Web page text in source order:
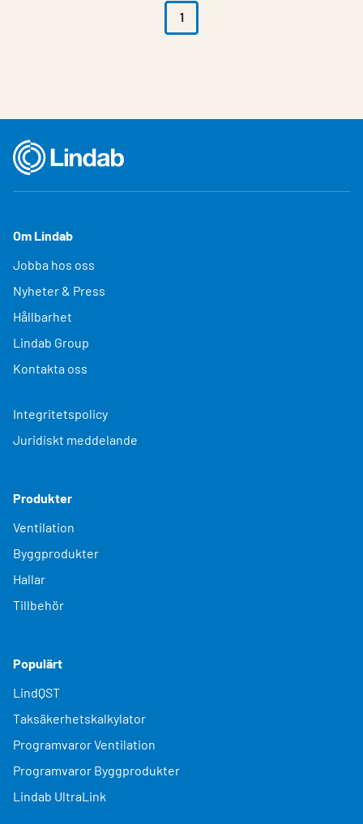
1
Om Lindab
Jobba hos oss
Nyheter & Press
Hållbarhet
Lindab Group
Kontakta oss
Integritetspolicy
Juridiskt meddelande
Produkter
Ventilation
Byggprodukter
Hallar
Tillbehör
Populärt
LindQST
Taksäkerhetskalkylator
Programvaror Ventilation
Programvaror Byggprodukter
Lindab UltraLink